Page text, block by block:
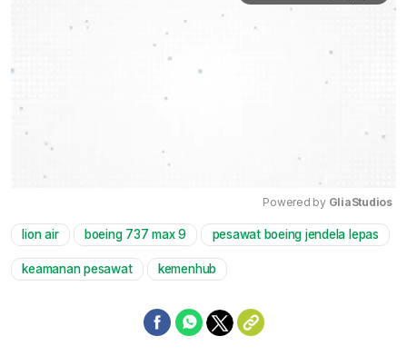
Mute
Powered by GliaStudios
lion air boeing 737 max 9 pesawat boeing jendela lepas
keamanan pesawat kemenhub